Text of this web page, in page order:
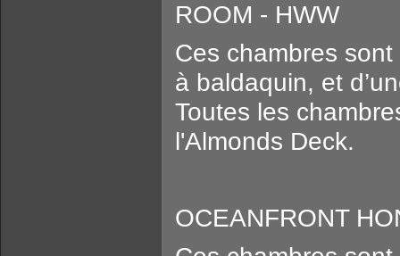
ROOM - HWW
Ces chambres
à baldaquin, et
Toutes les
l'Almonds Deck.
OCEANFRONT